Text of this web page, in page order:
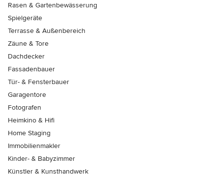
Rasen & Gartenbewässerung
Spielgeräte
Terrasse & Außenbereich
Zäune & Tore
Dachdecker
Fassadenbauer
Tür- & Fensterbauer
Garagentore
Fotografen
Heimkino & Hifi
Home Staging
Immobilienmakler
Kinder- & Babyzimmer
Künstler & Kunsthandwerk